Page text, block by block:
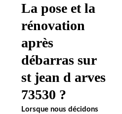
La pose et la
rénovation
après
débarras sur
st jean d arves
73530 ?
Lorsque nous décidons